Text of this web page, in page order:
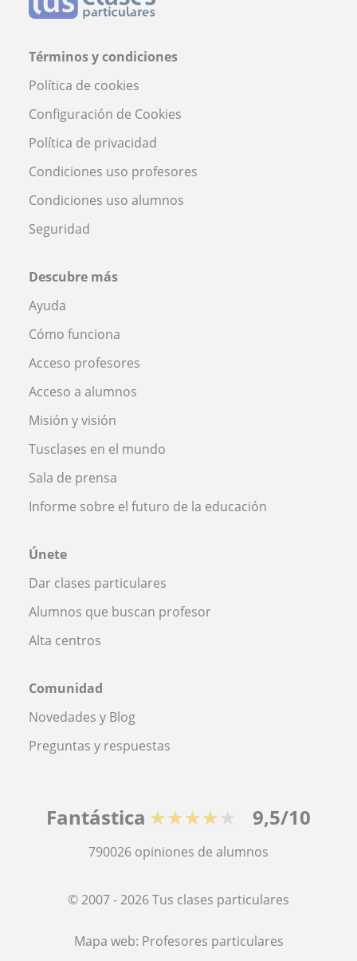
Términos y condiciones
Política de cookies
Configuración de Cookies
Política de privacidad
Condiciones uso profesores
Condiciones uso alumnos
Seguridad
Descubre más
Ayuda
Cómo funciona
Acceso profesores
Acceso a alumnos
Misión y visión
Tusclases en el mundo
Sala de prensa
Informe sobre el futuro de la educación
Únete
Dar clases particulares
Alumnos que buscan profesor
Alta centros
Comunidad
Novedades y Blog
Preguntas y respuestas
Fantástica ★★★★★ 9,5/10
790026 opiniones de alumnos
© 2007 - 2026 Tus clases particulares
Mapa web: Profesores particulares